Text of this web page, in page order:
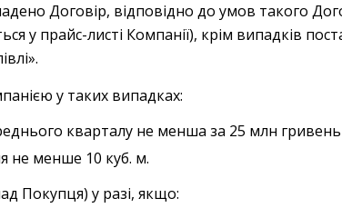
Договір, відповідно до умов такого
у прайс-листі Компанії), крім випадків
у таких випадках:
кварталу не менша за 25 млн
не менше 10 куб. м.
Покупця) у разі, якщо: